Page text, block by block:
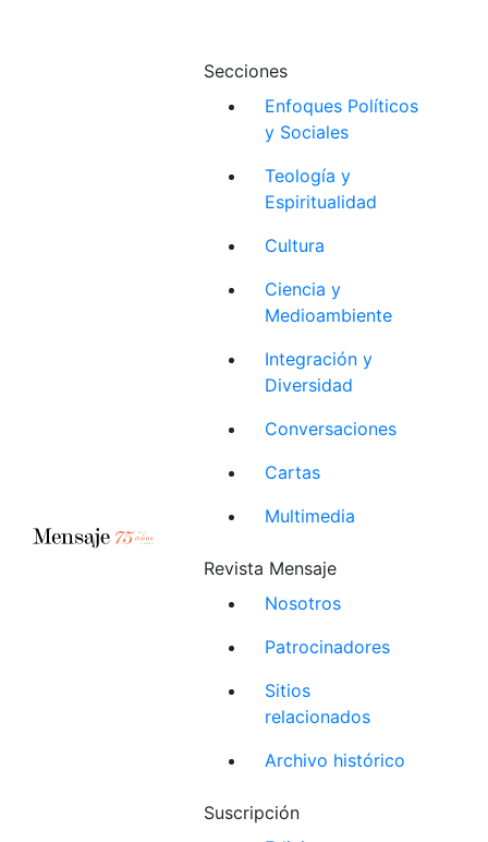
Secciones
Enfoques Políticos
y Sociales
Teología y
Espiritualidad
Cultura
Ciencia y
Medioambiente
Integración y
Diversidad
Conversaciones
Cartas
Multimedia
Revista Mensaje
Nosotros
Patrocinadores
Sitios
relacionados
Archivo histórico
Suscripción